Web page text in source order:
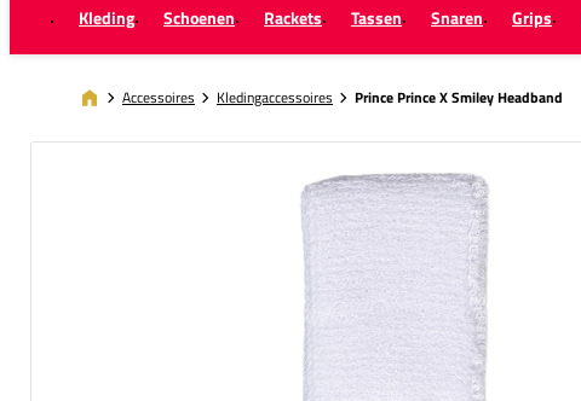
Kleding Schoenen Rackets Tassen Snaren Grips
Accessoires Kledingaccessoires Prince Prince X Smiley Headband